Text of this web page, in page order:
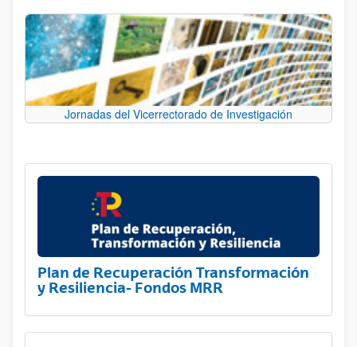
Jornadas del Vicerrectorado de Investigación
Plan de Recuperación Transformación
y Resiliencia- Fondos MRR